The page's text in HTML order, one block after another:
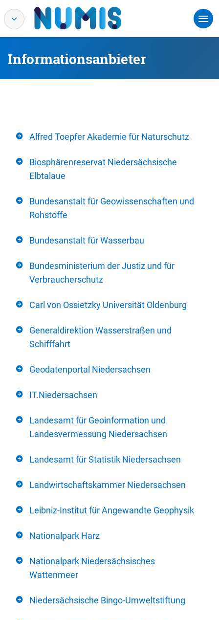
Informationsanbieter
Alfred Toepfer Akademie für Naturschutz
Biosphärenreservat Niedersächsische
Elbtalaue
Bundesanstalt für Geowissenschaften und
Rohstoffe
Bundesanstalt für Wasserbau
Bundesministerium der Justiz und für
Verbraucherschutz
Carl von Ossietzky Universität Oldenburg
Generaldirektion Wasserstraßen und
Schifffahrt
Geodatenportal Niedersachsen
IT.Niedersachsen
Landesamt für Geoinformation und
Landesvermessung Niedersachsen
Landesamt für Statistik Niedersachsen
Landwirtschaftskammer Niedersachsen
Leibniz-Institut für Angewandte Geophysik
Nationalpark Harz
Nationalpark Niedersächsisches
Wattenmeer
Niedersächsische Bingo-Umweltstiftung